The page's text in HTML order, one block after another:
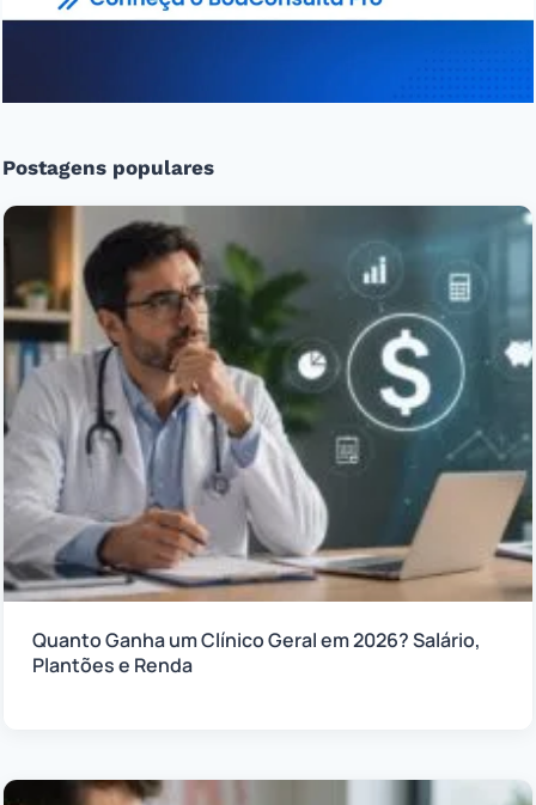
Postagens populares
Quanto Ganha um Clínico Geral em 2026? Salário,
Plantões e Renda